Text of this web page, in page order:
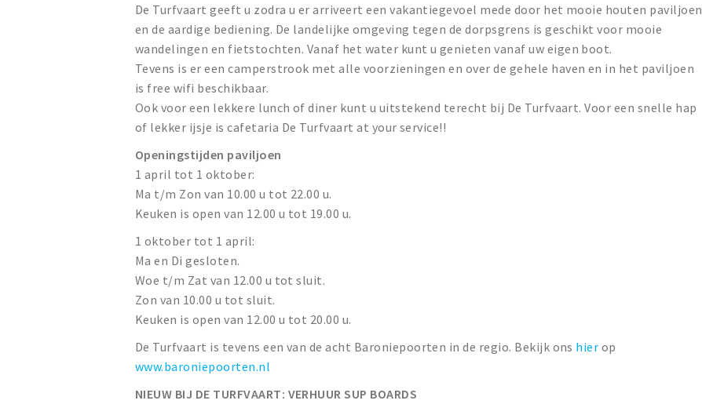
De Turfvaart geeft u zodra u er arriveert een vakantiegevoel mede door het mooie houten paviljoen
en de aardige bediening. De landelijke omgeving tegen de dorpsgrens is geschikt voor mooie
wandelingen en fietstochten. Vanaf het water kunt u genieten vanaf uw eigen boot.
Tevens is er een camperstrook met alle voorzieningen en over de gehele haven en in het paviljoen
is free wifi beschikbaar.
Ook voor een lekkere lunch of diner kunt u uitstekend terecht bij De Turfvaart. Voor een snelle hap
of lekker ijsje is cafetaria De Turfvaart at your service!!
Openingstijden paviljoen
1 april tot 1 oktober:
Ma t/m Zon van 10.00 u tot 22.00 u.
Keuken is open van 12.00 u tot 19.00 u.
1 oktober tot 1 april:
Ma en Di gesloten.
Woe t/m Zat van 12.00 u tot sluit.
Zon van 10.00 u tot sluit.
Keuken is open van 12.00 u tot 20.00 u.
De Turfvaart is tevens een van de acht Baroniepoorten in de regio. Bekijk ons hier op
www.baroniepoorten.nl
NIEUW BIJ DE TURFVAART: VERHUUR SUP BOARDS